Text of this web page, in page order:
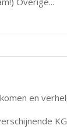
en